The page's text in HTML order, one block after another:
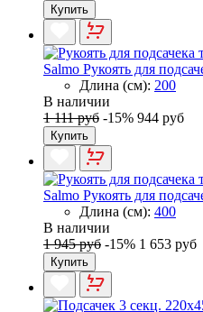
Купить
Salmo Рукоять для
Длина (см): 200
В наличии
1 111 руб -15% 944 руб
Купить
Salmo Рукоять для
Длина (см): 400
В наличии
1 945 руб -15% 1 653 руб
Купить